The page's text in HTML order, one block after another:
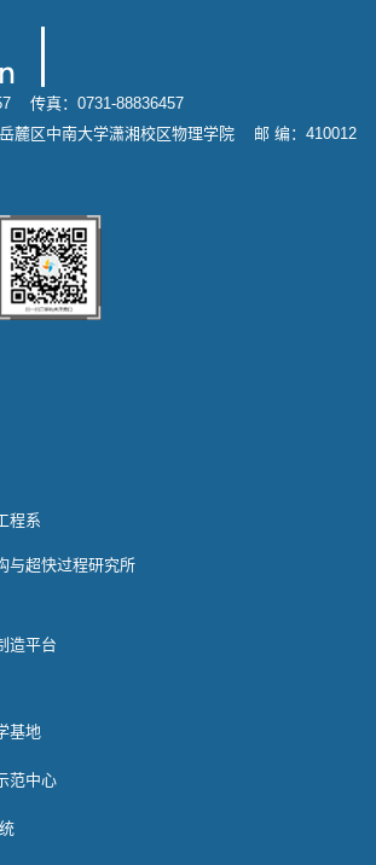
传真：0731-88836457
麓区中南大学潇湘校区物理学院 邮 编：410012
程系
与超快过程研究所
造平台
基地
范中心